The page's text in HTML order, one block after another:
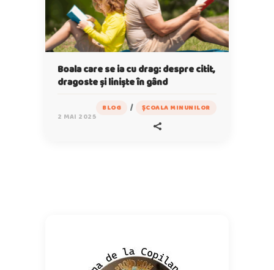
Boala care se ia cu drag: despre citit,
dragoste și liniște în gând
2 MAI 2025
BLOG / ȘCOALA MINUNILOR